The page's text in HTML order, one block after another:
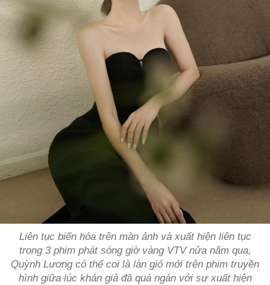
Liên tục biến hóa trên màn ảnh và xuất hiện liên tục
trong 3 phim phát sóng giờ vàng VTV nửa năm qua,
Quỳnh Lương có thể coi là làn gió mới trên phim truyền
hình giữa lúc khán giả đã quá ngán với sự xuất hiện